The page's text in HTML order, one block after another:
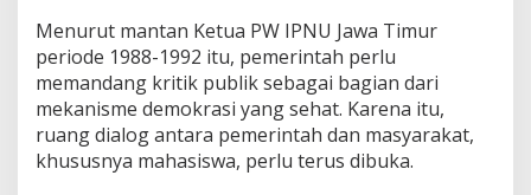
g
s
a
J
a
n
g
Menurut mantan Ketua PW IPNU Jawa Timur
periode 1988-1992 itu, pemerintah perlu
memandang kritik publik sebagai bagian dari
mekanisme demokrasi yang sehat. Karena itu,
ruang dialog antara pemerintah dan masyarakat,
khususnya mahasiswa, perlu terus dibuka.